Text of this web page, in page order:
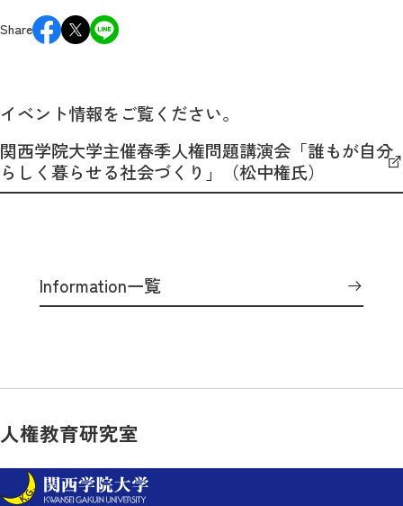
Share
イベント情報をご覧ください。
関西学院大学主催春季人権問題講演会「誰もが自分
らしく暮らせる社会づくり」（松中権氏）
Information一覧
人権教育研究室